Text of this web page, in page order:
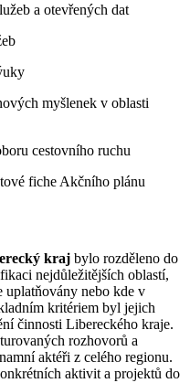
a otevřených dat
myšlenek v oblasti
cestovního ruchu
fiche Akčního plánu
kraj bylo rozděleno do
nejdůležitějších oblastí,
uplatňovány nebo kde v
kritériem byl jejich
činnosti Libereckého kraje.
rozhovorů a
aktéři z celého regionu.
aktivit a projektů do